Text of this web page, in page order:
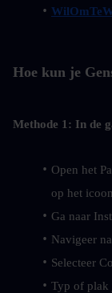
Hoe kun je
Methode 1: In de
Open het
op het
Ga naar
Navigeer
Selecteer
Typ of plak